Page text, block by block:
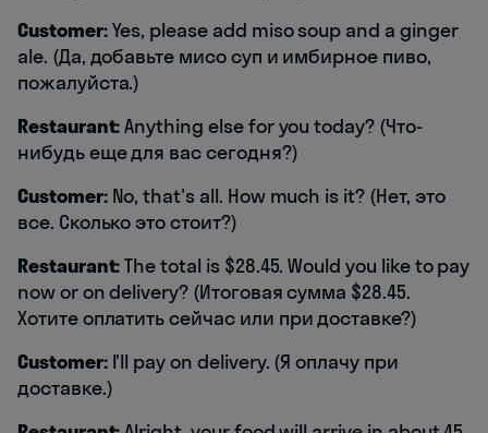
Customer:Yes, please add miso soup and a ginger
ale. (Да, добавьте мисо суп и имбирное пиво,
пожалуйста.)
Restaurant:Anything else for you today? (Что-
нибудь еще для вас сегодня?)
Customer:No, that's all. How much is it? (Нет, это
все. Сколько это стоит?)
Restaurant:The total is $28.45. Would you like to pay
now or on delivery? (Итоговая сумма $28.45.
Хотите оплатить сейчас или при доставке?)
Customer:I'll pay on delivery. (Я оплачу при
доставке.)